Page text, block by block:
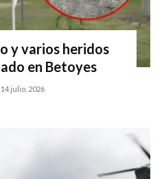
y varios heridos
en Betoyes
14 julio, 2026